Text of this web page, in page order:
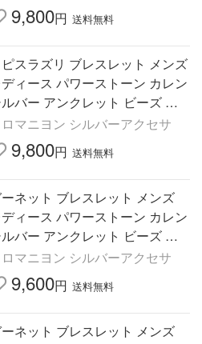
9,800円 送料無料
スラズリ ブレスレット メンズ
ィース パワーストーン カレン
バー アンクレット ビーズ シ
ービーズ カレン族
マニヨン シルバーアクセサ
9,800円 送料無料
ネット ブレスレット メンズ
ィース パワーストーン カレン
バー アンクレット ビーズ 赤
プル カレン族
マニヨン シルバーアクセサ
9,600円 送料無料
ネット ブレスレット メンズ